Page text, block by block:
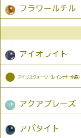
フラワールチル
アイオライト
● アイリスクォーツ（レインボー水晶）
アクアプレーズ
アパタイト